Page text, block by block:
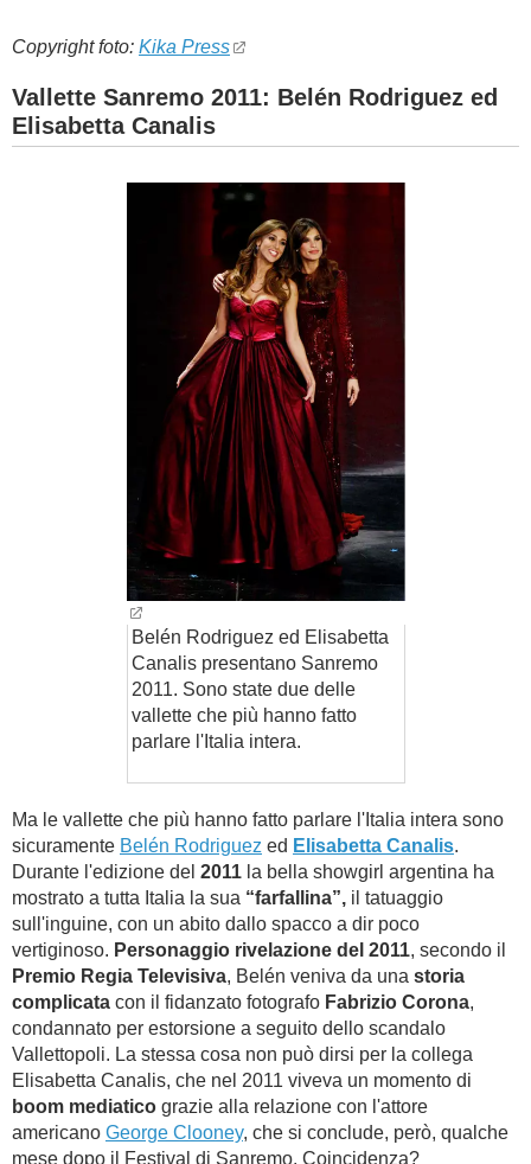
Copyright foto: Kika Press
Vallette Sanremo 2011: Belén Rodriguez ed
Elisabetta Canalis
Belén Rodriguez ed Elisabetta
Canalis presentano Sanremo
2011. Sono state due delle
vallette che più hanno fatto
parlare l'Italia intera.
Ma le vallette che più hanno fatto parlare l'Italia intera sono
sicuramente Belén Rodriguez ed Elisabetta Canalis.
Durante l'edizione del 2011 la bella showgirl argentina ha
mostrato a tutta Italia la sua “farfallina”, il tatuaggio
sull'inguine, con un abito dallo spacco a dir poco
vertiginoso. Personaggio rivelazione del 2011, secondo il
Premio Regia Televisiva, Belén veniva da una storia
complicata con il fidanzato fotografo Fabrizio Corona,
condannato per estorsione a seguito dello scandalo
Vallettopoli. La stessa cosa non può dirsi per la collega
Elisabetta Canalis, che nel 2011 viveva un momento di
boom mediatico grazie alla relazione con l'attore
americano George Clooney, che si conclude, però, qualche
mese dopo il Festival di Sanremo. Coincidenza?